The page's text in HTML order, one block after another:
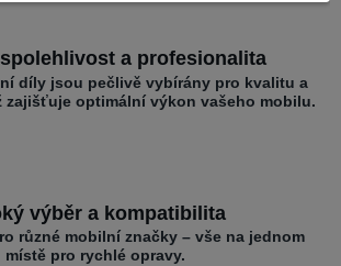
a profesionalita
díly jsou pečlivě vybírány pro kvalitu a
zajišťuje optimální výkon vašeho mobilu.
výběr a kompatibilita
různé mobilní značky – vše na jednom
místě pro rychlé opravy.